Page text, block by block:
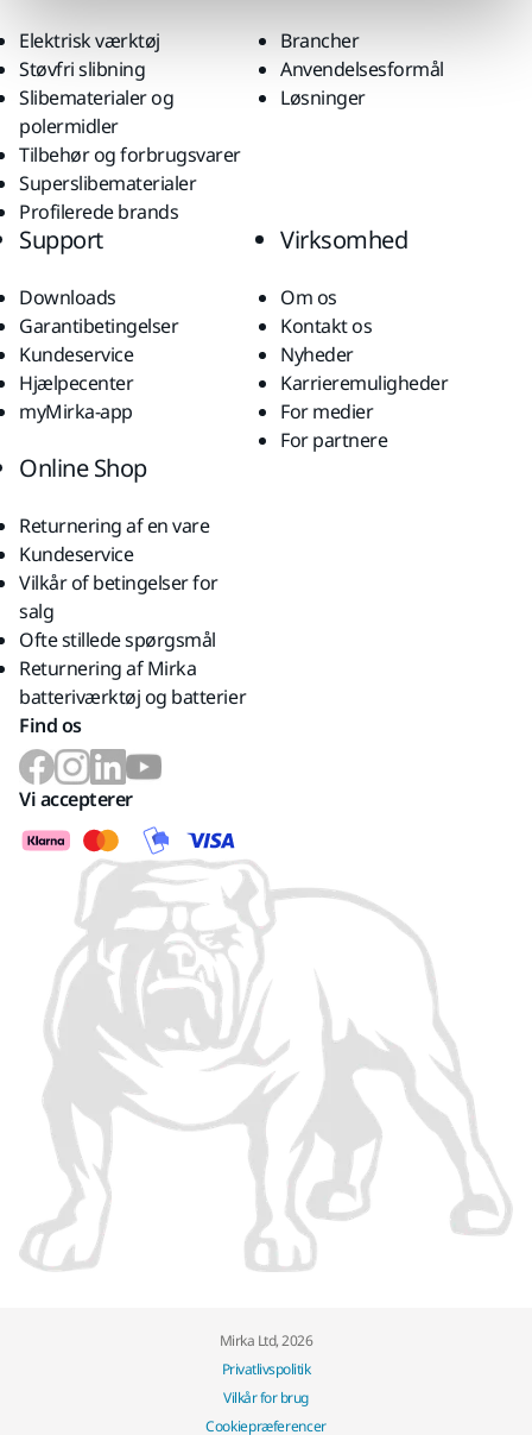
Elektrisk værktøj
Støvfri slibning
Slibematerialer og
polermidler
Tilbehør og forbrugsvarer
Superslibematerialer
Profilerede brands
Brancher
Anvendelsesformål
Løsninger
Support
Downloads
Garantibetingelser
Kundeservice
Hjælpecenter
myMirka-app
Virksomhed
Om os
Kontakt os
Nyheder
Karrieremuligheder
For medier
For partnere
Online Shop
Returnering af en vare
Kundeservice
Vilkår of betingelser for
salg
Ofte stillede spørgsmål
Returnering af Mirka
batteriværktøj og batterier
Find os
Vi accepterer
Mirka Ltd, 2026
Privatlivspolitik
Vilkår for brug
Cookiepræferencer